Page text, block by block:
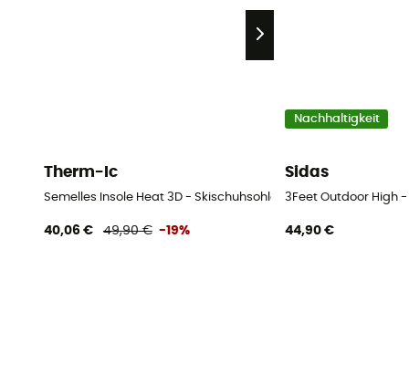
Therm-Ic
Semelles Insole Heat 3D - Skischuhsohlen
40,06 € 49,90 € -19%
Nachhaltigkeit
Sidas
3Feet Outdoor High
44,90 €